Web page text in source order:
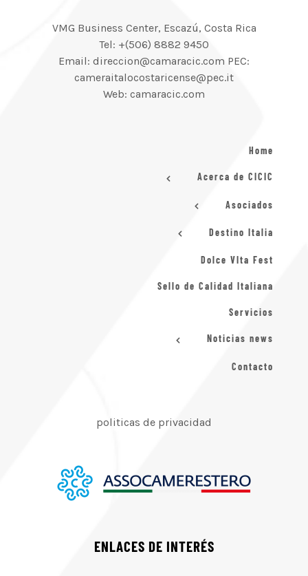
VMG Business Center, Escazú, Costa Rica
Tel: +(506) 8882 9450
Email: direccion@camaracic.com PEC:
cameraitalocostaricense@pec.it
Web: camaracic.com
Home
Acerca de CICIC
Asociados
Destino Italia
Dolce VIta Fest
Sello de Calidad Italiana
Servicios
Noticias news
Contacto
politicas de privacidad
ENLACES DE INTERÉS